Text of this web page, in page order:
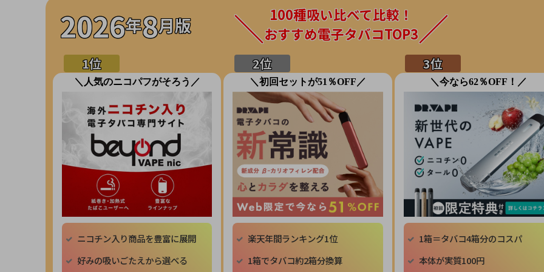
2026年8月版
100種吸い比べて比較！
おすすめ電子タバコTOP3
＼人気のニコパフがそろう／
ニコチン入り商品を豊富に展開
好みの吸いごたえから選べる
＼初回セットが51％OFF／
楽天年間ランキング1位
1箱でタバコ約2箱分換算
＼今なら62％OFF！／
1箱＝タバコ4箱分のコスパ
本体が実質100円